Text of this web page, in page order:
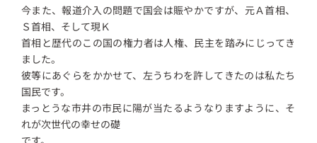
今また、報道介入の問題で国会は賑やかですが、元Ａ首相、
Ｓ首相、そして現Ｋ
首相と歴代のこの国の権力者は人権、民主を踏みにじってき
ました。
彼等にあぐらをかかせて、左うちわを許してきたのは私たち
国民です。
まっとうな市井の市民に陽が当たるようなりますように、そ
れが次世代の幸せの礎
です。